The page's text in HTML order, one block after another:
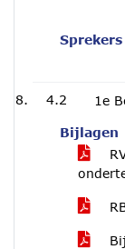
Sprekers
4.2 1e
Bijlagen